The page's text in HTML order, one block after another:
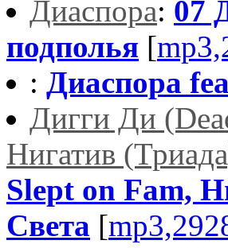
Диаспора: 07
подполья [
: Диаспора
Дигги Ди
Нигатив
Slept on Fam,
Света [